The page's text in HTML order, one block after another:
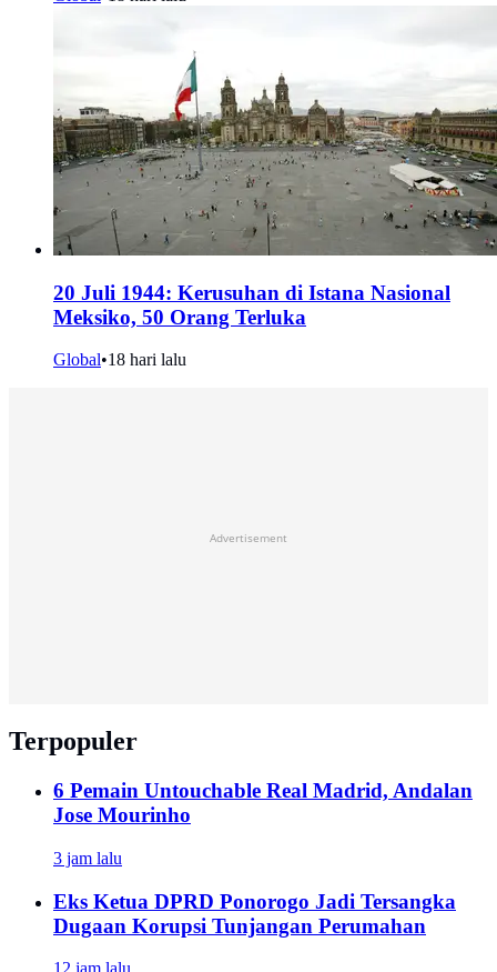
20 Juli 1944: Kerusuhan di Istana Nasional
Meksiko, 50 Orang Terluka
Global•18 hari lalu
Advertisement
Terpopuler
6 Pemain Untouchable Real Madrid, Andalan
Jose Mourinho
3 jam lalu
Eks Ketua DPRD Ponorogo Jadi Tersangka
Dugaan Korupsi Tunjangan Perumahan